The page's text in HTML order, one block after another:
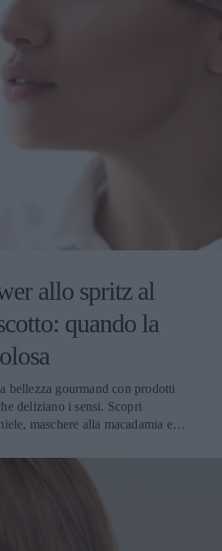
allo spritz al
quando la
bellezza gourmand con prodotti
deliziano i sensi. Scopri
maschere alla macadamia e